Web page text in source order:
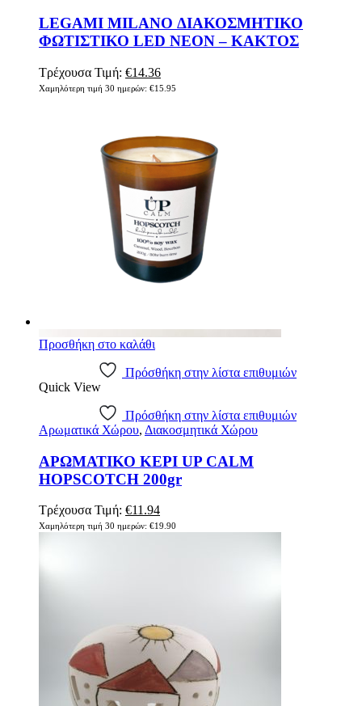
LEGAMI MILANO ΔΙΑΚΟΣΜΗΤΙΚΟ
ΦΩΤΙΣΤΙΚΟ LED NEON – ΚΑΚΤΟΣ
Τρέχουσα Τιμή: €14.36
Χαμηλότερη τιμή 30 ημερών: €15.95
Προσθήκη στο καλάθι
Πρόσθήκη στην λίστα επιθυμιών
Quick View
Πρόσθήκη στην λίστα επιθυμιών
Αρωματικά Χώρου, Διακοσμητικά Χώρου
ΑΡΩΜΑΤΙΚΟ ΚΕΡΙ UP CALM
HOPSCOTCH 200gr
Τρέχουσα Τιμή: €11.94
Χαμηλότερη τιμή 30 ημερών: €19.90